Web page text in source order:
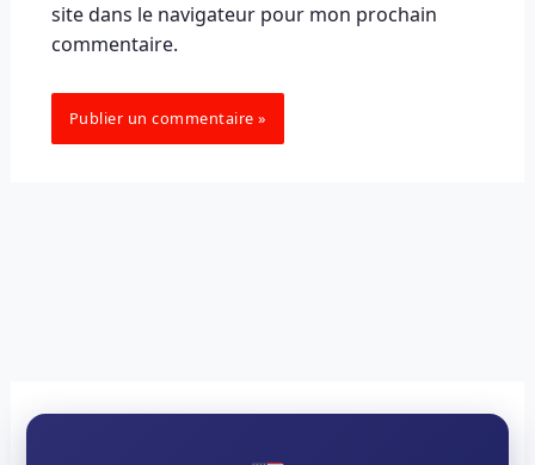
site dans le navigateur pour mon prochain
commentaire.